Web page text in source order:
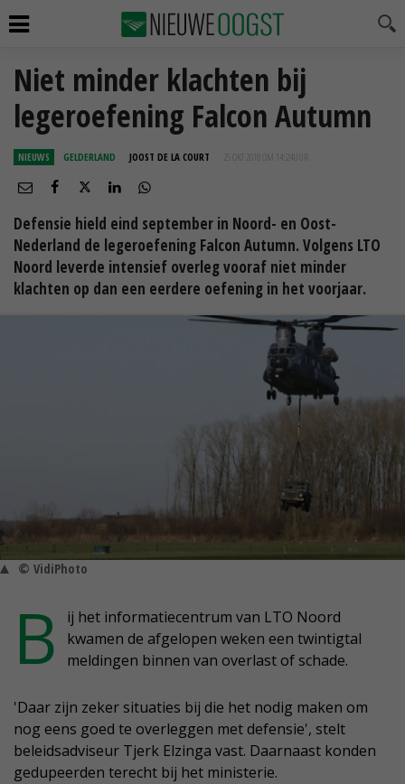
Niet minder klachten bij
legeroefening Falcon Autumn
NIEUWS GELDERLAND JOOST DE LA COURT 25 OKT 2018 OM 14:24
Defensie hield eind september in Noord- en Oost-
Nederland de legeroefening Falcon Autumn. Volgens LTO
Noord leverde intensief overleg vooraf niet minder
klachten op dan een eerdere oefening in het voorjaar.
© VidiPhoto
B
ij het informatiecentrum van LTO Noord
kwamen de afgelopen weken een twintigtal
meldingen binnen van overlast of schade.
'Daar zijn zeker situaties bij die het nodig maken om
nog eens goed te overleggen met defensie', stelt
beleidsadviseur Tjerk Elzinga vast. Daarnaast konden
gedupeerden terecht bij het ministerie.